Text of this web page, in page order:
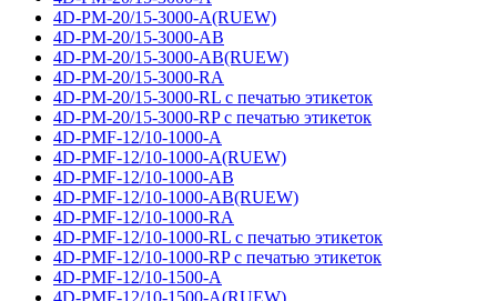
4D-PM-20/15-3000-A(RUEW)
4D-PM-20/15-3000-AB
4D-PM-20/15-3000-AB(RUEW)
4D-PM-20/15-3000-RA
4D-PM-20/15-3000-RL с печатью этикеток
4D-PM-20/15-3000-RP с печатью этикеток
4D-PMF-12/10-1000-A
4D-PMF-12/10-1000-A(RUEW)
4D-PMF-12/10-1000-AB
4D-PMF-12/10-1000-AB(RUEW)
4D-PMF-12/10-1000-RA
4D-PMF-12/10-1000-RL с печатью этикеток
4D-PMF-12/10-1000-RP с печатью этикеток
4D-PMF-12/10-1500-A